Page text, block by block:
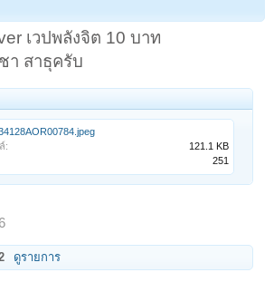
เวปพลังจิต 10 บาท
า สาธุครับ
:
121.1 KB
251
ดูรายการ